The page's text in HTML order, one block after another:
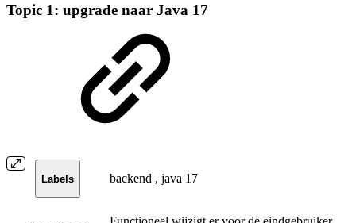
Topic 1: upgrade naar Java 17
Labels backend , java 17